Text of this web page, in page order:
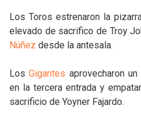
Los Toros estrenaron la
elevado de sacrifico de Troy
Núñez desde la antesala.
LosGigantes aprovecharon
en la tercera entrada y
sacrificio de Yoyner Fajardo.